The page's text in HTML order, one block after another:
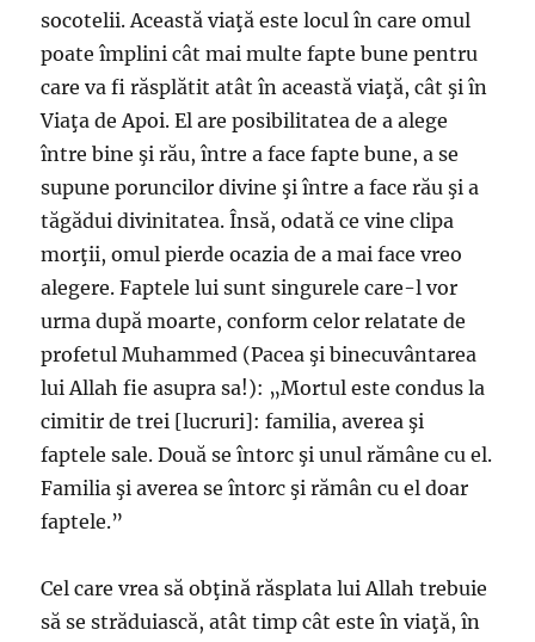
socotelii. Această viaţă este locul în care omul
poate împlini cât mai multe fapte bune pentru
care va fi răsplătit atât în această viaţă, cât şi în
Viaţa de Apoi. El are posibilitatea de a alege
între bine şi rău, între a face fapte bune, a se
supune poruncilor divine şi între a face rău şi a
tăgădui divinitatea. Însă, odată ce vine clipa
morţii, omul pierde ocazia de a mai face vreo
alegere. Faptele lui sunt singurele care-l vor
urma după moarte, conform celor relatate de
profetul Muhammed (Pacea şi binecuvântarea
lui Allah fie asupra sa!): „Mortul este condus la
cimitir de trei [lucruri]: familia, averea şi
faptele sale. Două se întorc şi unul rămâne cu el.
Familia şi averea se întorc şi rămân cu el doar
faptele.”
Cel care vrea să obţină răsplata lui Allah trebuie
să se străduiască, atât timp cât este în viaţă, în